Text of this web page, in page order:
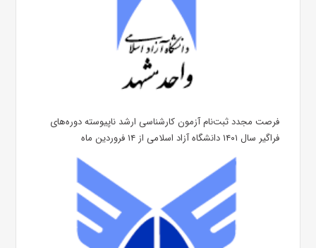
فرصت مجدد ثبت‌نام آزمون کارشناسی ارشد ناپیوسته دوره‌های
فراگیر سال ۱۴۰۱ دانشگاه آزاد اسلامی از ۱۴ فروردین ماه